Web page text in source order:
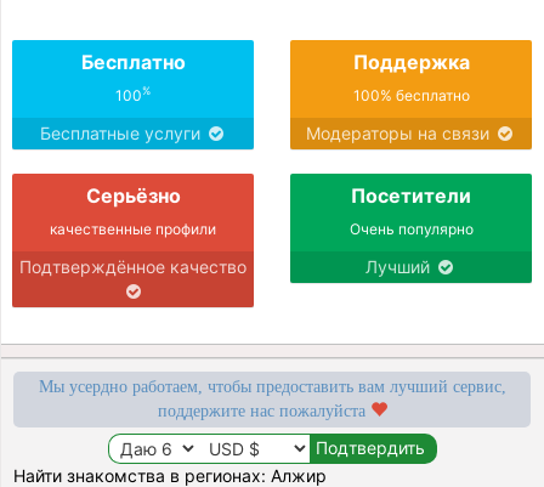
Бесплатно
100%
Бесплатные услуги
Поддержка
100% бесплатно
Модераторы на связи
Серьёзно
качественные профили
Подтверждённое качество
Посетители
Очень популярно
Лучший
Мы усердно работаем, чтобы предоставить вам лучший сервис,
поддержите нас пожалуйста
Найти знакомства в регионах: Алжир